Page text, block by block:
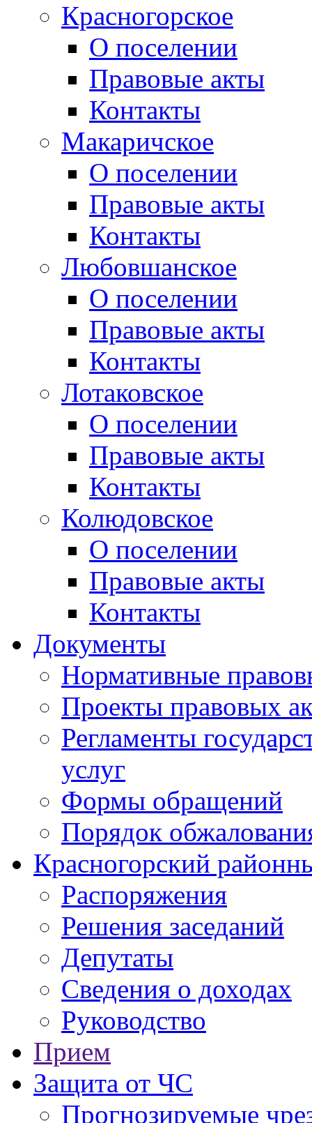
Красногорское
О поселении
Правовые акты
Контакты
Макаричское
О поселении
Правовые акты
Контакты
Любовшанское
О поселении
Правовые акты
Контакты
Лотаковское
О поселении
Правовые акты
Контакты
Колюдовское
О поселении
Правовые акты
Контакты
Документы
Нормативные
Проекты правовых
Регламенты
услуг
Формы обращений
Порядок
Красногорский
Распоряжения
Решения заседаний
Депутаты
Сведения о доходах
Руководство
Прием
Защита от ЧС
Прогнозируемые